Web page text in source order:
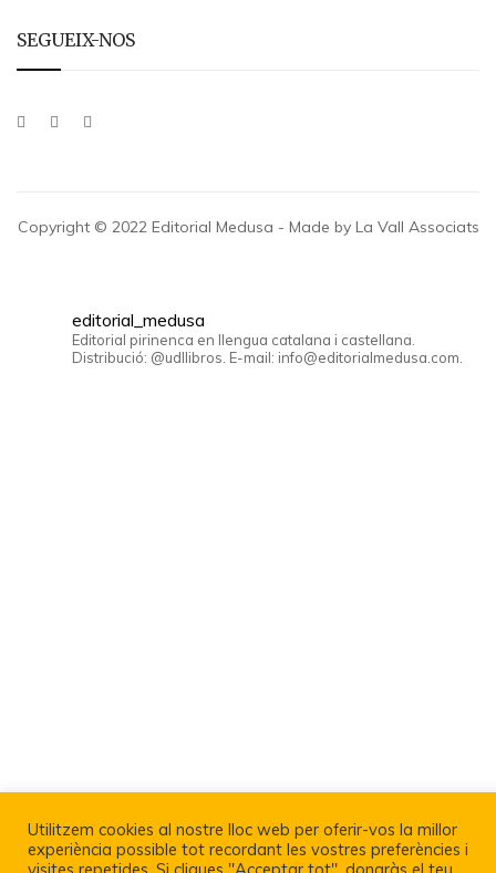
SEGUEIX-NOS
Copyright © 2022 Editorial Medusa - Made by La Vall Associats
editorial_medusa
Editorial pirinenca en llengua catalana i castellana.
Distribució: @udllibros. E-mail: info@editorialmedusa.com.
Política De Privacitat I Avís Legal
Utilitzem cookies al nostre lloc web per oferir-vos la millor
experiència possible tot recordant les vostres preferències i